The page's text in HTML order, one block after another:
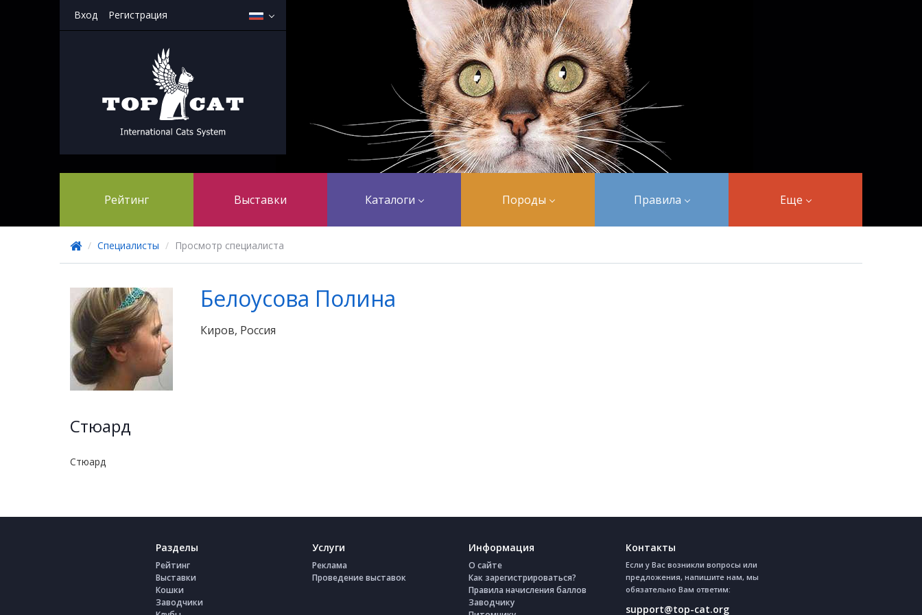
Вход Регистрация
Рейтинг Выставки Каталоги Породы Правила Еще
/ Специалисты / Просмотр специалиста
Белоусова Полина
Киров, Россия
Стюард
Стюард
Разделы
Рейтинг
Выставки
Кошки
Заводчики
Услуги
Реклама
Проведение выставок
Информация
О сайте
Как зарегистрироваться?
Правила начисления баллов
Заводчику
Контакты
Если у Вас возникли вопросы или
предложения, напишите нам, мы
обязательно Вам ответим:
support@top-cat.org